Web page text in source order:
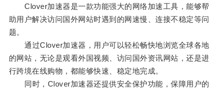
Clover加速器是一款功能强大的网络加速工具，能够帮
助用户解决访问国外网站时遇到的网速慢、连接不稳定等问
题。
通过Clover加速器，用户可以轻松畅快地浏览全球各地
的网站，无论是观看外国视频、访问国外资讯网站，还是进
行跨境在线购物，都能够快速、稳定地完成。
同时，Clover加速器还提供安全保护功能，保障用户的